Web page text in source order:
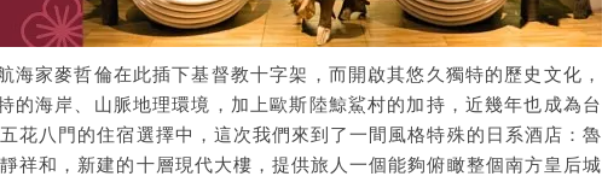
海家麥哲倫在此插下基督教十字架，而開啟其悠久獨特的歷史文化，
的海岸、山脈地理環境，加上歐斯陸鯨鯊村的加持，近幾年也成為台
花八門的住宿選擇中，這次我們來到了一間風格特殊的日系酒店：魯
祥和，新建的十層現代大樓，提供旅人一個能夠俯瞰整個南方皇后城